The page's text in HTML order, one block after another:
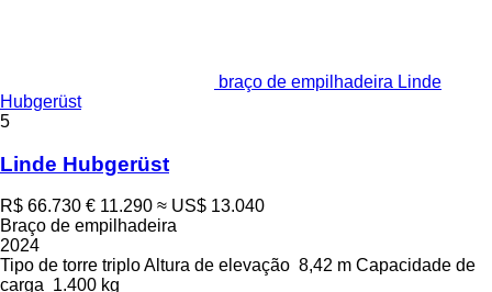
braço de empilhadeira Linde
Hubgerüst
5
Linde Hubgerüst
R$ 66.730 € 11.290 ≈ US$ 13.040
Braço de empilhadeira
2024
Tipo de torre triploAltura de elevação 8,42 m Capacidade de
carga 1.400 kg